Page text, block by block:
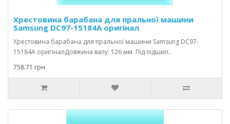
Хрестовина барабана для пральної машини
Samsung DC97-15184A оригінал
Хрестовина барабана для пральної машини Samsung DC97-
15184A оригіналДовжина валу: 126 мм. Під підшип..
758.71 грн.